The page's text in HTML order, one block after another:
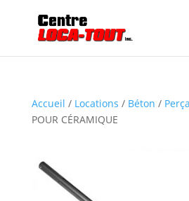
Accueil / Locations / Béton /
POUR CÉRAMIQUE